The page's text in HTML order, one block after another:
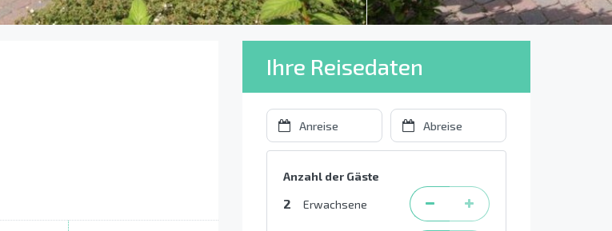
Ihre Reisedaten
Anzahl der Gäste
2 Erwachsene